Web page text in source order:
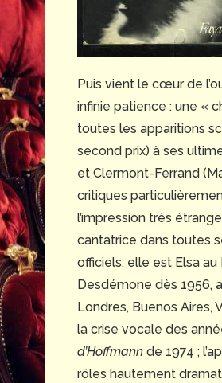
Puis vient le cœur de
infinie patience : une «
toutes les apparitions
second prix) à ses
et Clermont-Ferrand
critiques
l’impression très
cantatrice dans toutes
officiels, elle est Elsa
Desdémone dès 1956,
Londres, Buenos Aires,
la crise vocale des
d’Hoffmann de 1974 ;
rôles hautement